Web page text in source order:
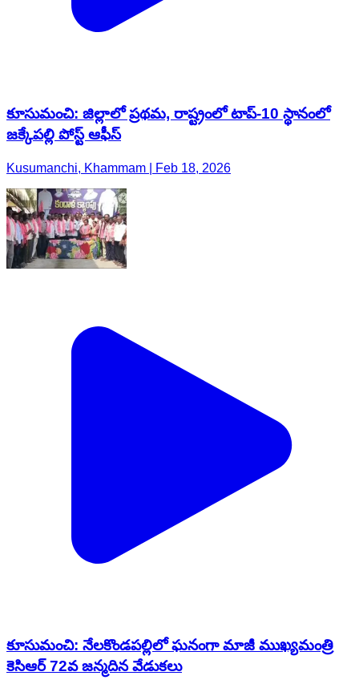
కూసుమంచి: జిల్లాలో ప్రథమ, రాష్ట్రంలో టాప్-10 స్థానంలో
జక్కేపల్లి పోస్ట్ ఆఫీస్
Kusumanchi, Khammam | Feb 18, 2026
కూసుమంచి: నేలకొండపల్లిలో ఘనంగా మాజీ ముఖ్యమంత్రి
కెసిఆర్ 72వ జన్మదిన వేడుకలు